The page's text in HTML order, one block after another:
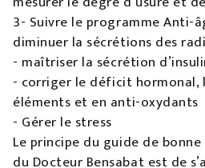
3- Suivre le programme Anti-
diminuer la sécrétions des
- maîtriser la sécrétion
- corriger le déficit
éléments et en anti-oxydants
- Gérer le stress
Le principe du guide de
du Docteur Bensabat est de